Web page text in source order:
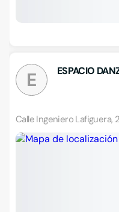
E ESPACIO
Calle Ingeniero Lafiguera,